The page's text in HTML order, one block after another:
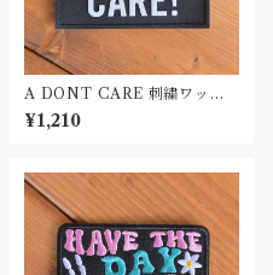
A DONT CARE 刺繍ワッペ
ン Patch
¥1,210